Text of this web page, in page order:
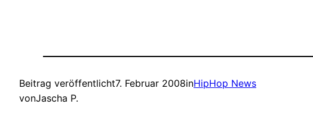
Beitrag veröffentlicht7. Februar 2008inHipHop News
vonJascha P.